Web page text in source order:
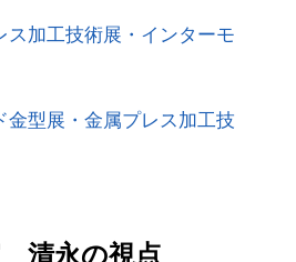
ス加工技術展・インターモ
金型展・金属プレス加工技
清永の視点